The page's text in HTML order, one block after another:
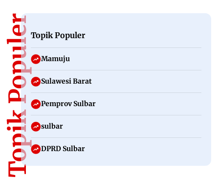
Topik PopulerTopik Populer
Mamuju
Sulawesi Barat
Pemprov Sulbar
sulbar
DPRD Sulbar